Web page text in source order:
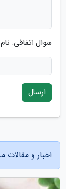
سوال اتفاقی:
ارسال
اخبار و مقالات